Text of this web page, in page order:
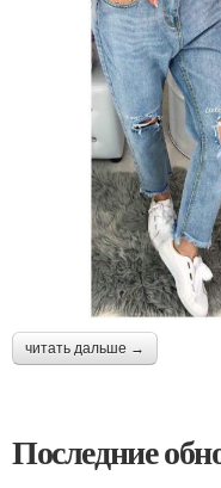
читать дальше →
Последние